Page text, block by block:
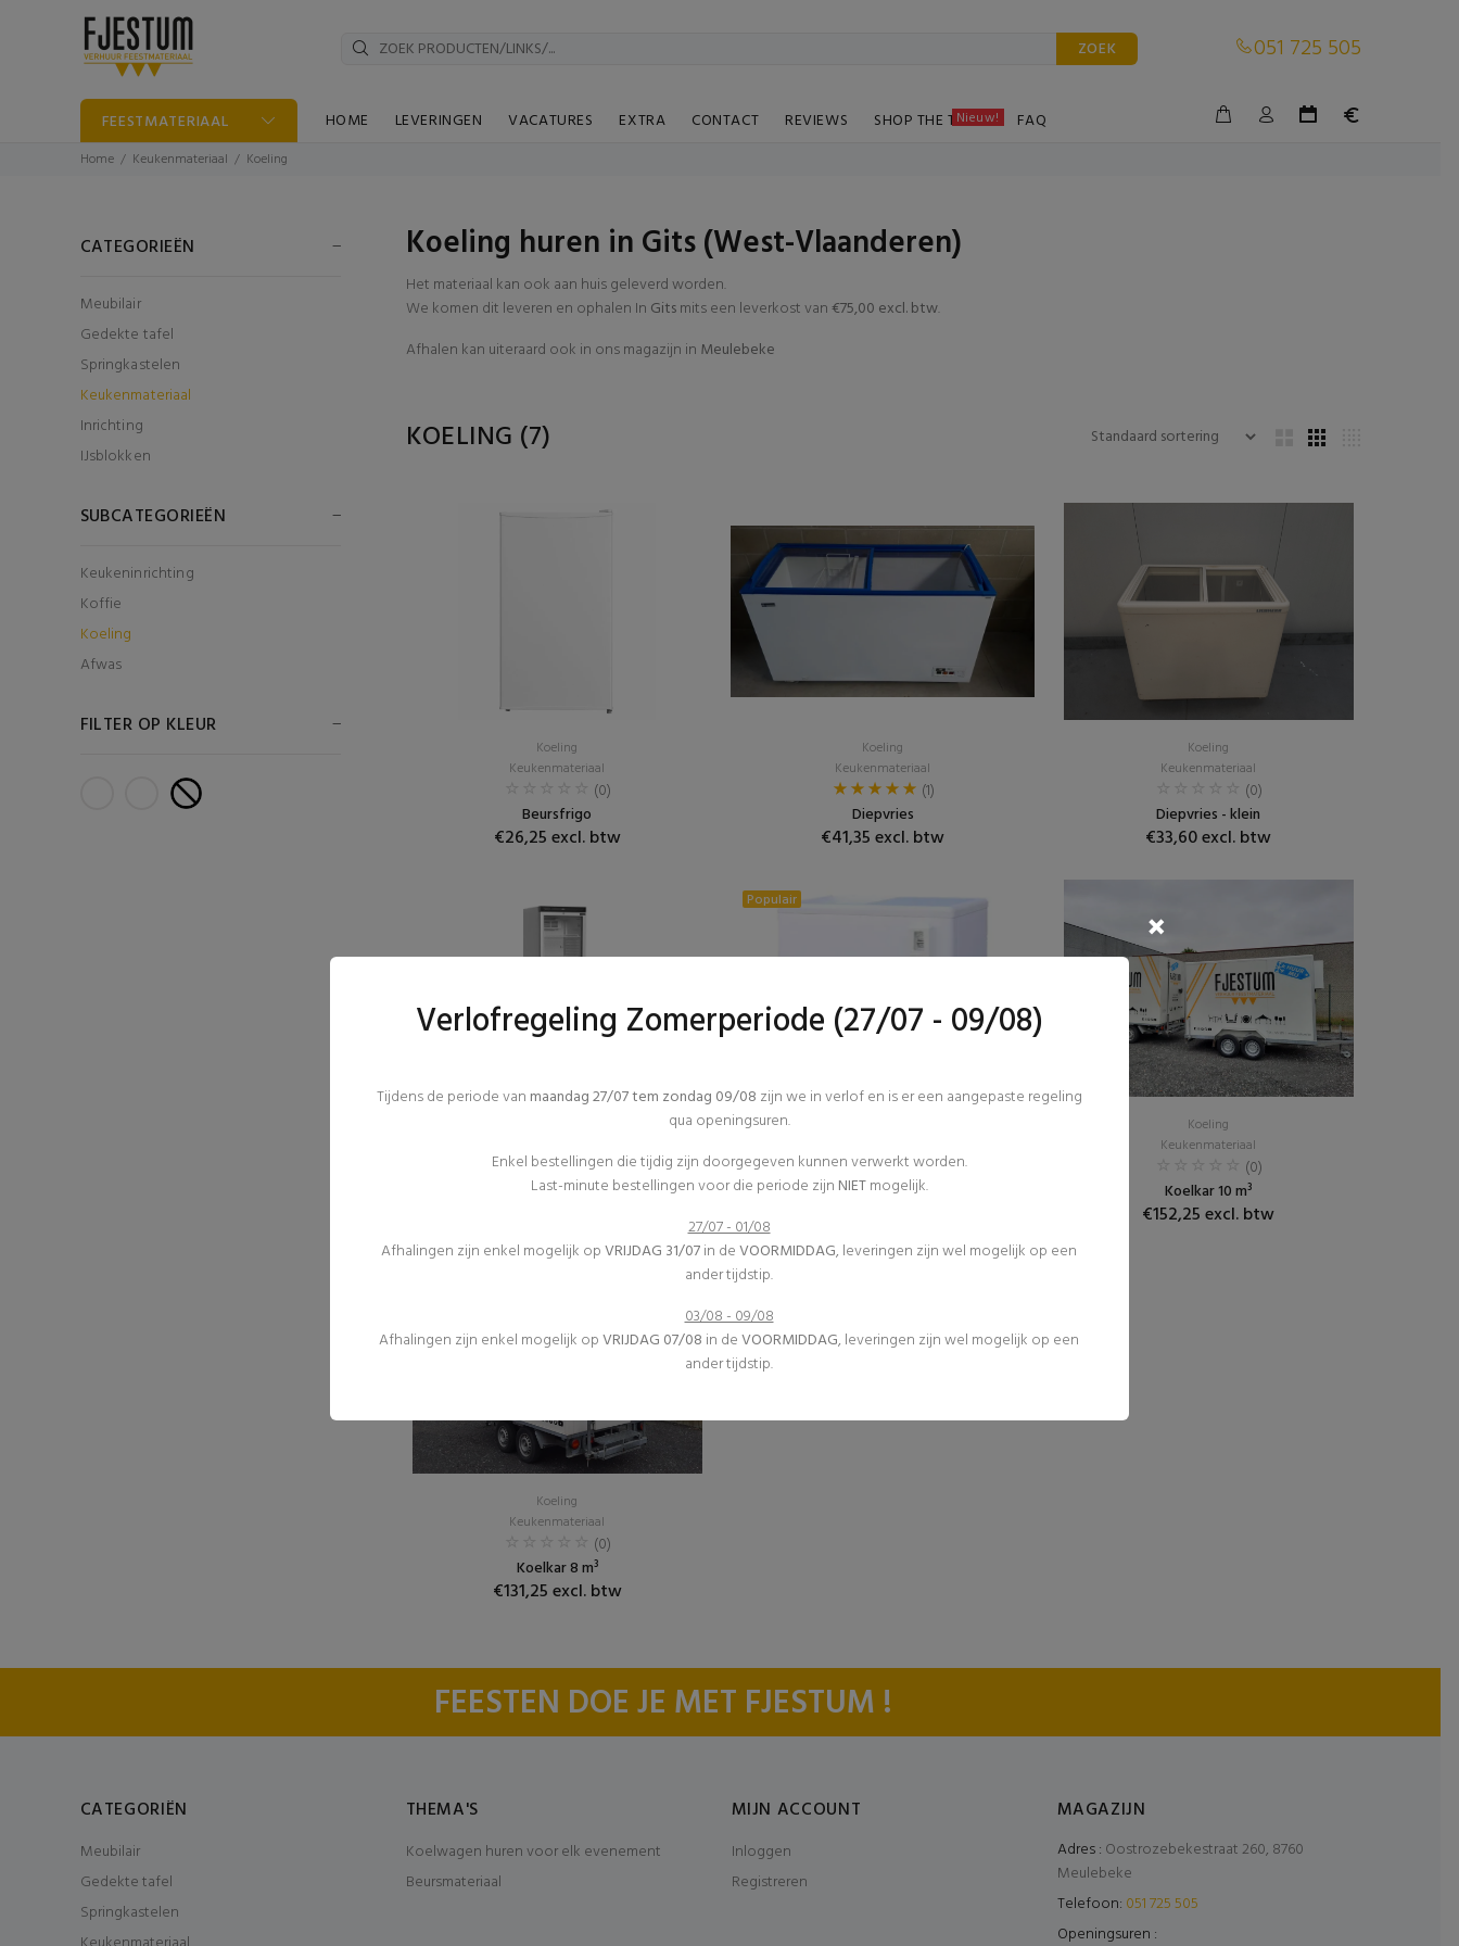
ZOEK 051 725 505
FEESTMATERIAAL HOME LEVERINGEN VACATURES EXTRA CONTACT REVIEWS SHOP THE TABLE
Nieuw! FAQ
Home Keukenmateriaal Koeling
CATEGORIEËN
Meubilair
Gedekte tafel
Springkastelen
Keukenmateriaal
Inrichting
IJsblokken
SUBCATEGORIEËN
Keukeninrichting
Koffie
Koeling
Afwas
FILTER OP KLEUR
Koeling huren in Gits (West-Vlaanderen)
Het materiaal kan ook aan huis geleverd worden.
We komen dit leveren en ophalen In Gitsmits een leverkost van€75,00 excl. btw.
Afhalen kan uiteraard ook in ons magazijn in Meulebeke
KOELING (7)
Koeling
Keukenmateriaal
(0)
Beursfrigo
€26,25 excl. btw
Koeling
Keukenmateriaal
(1)
Diepvries
€41,35 excl. btw
Koeling
Keukenmateriaal
(0)
Diepvries - klein
€33,60 excl. btw
(0)
Flessenfrigo
Populair
(0)
Frigo
Koeling
Keukenmateriaal
(0)
Koelkar 10 m³
€152,25 excl. btw
Koeling
Keukenmateriaal
(0)
Koelkar 8 m³
€131,25 excl. btw
FEESTEN DOE JE MET FJESTUM !
CATEGORIËN
Meubilair
Gedekte tafel
Springkastelen
THEMA'S
Koelwagen huren voor elk evenement
Beursmateriaal
MIJN ACCOUNT
Inloggen
Registreren
MAGAZIJN
Adres : Oostrozebekestraat 260, 8760
Meulebeke
Telefoon: 051 725 505
Openingsuren :
Verlofregeling Zomerperiode (27/07 - 09/08)
Tijdens de periode van maandag 27/07 tem zondag 09/08 zijn we in verlof en is er een aangepaste regeling
qua openingsuren.
Enkel bestellingen die tijdig zijn doorgegeven kunnen verwerkt worden.
Last-minute bestellingen voor die periode zijn NIETmogelijk.
27/07 - 01/08
Afhalingen zijn enkel mogelijk opVRIJDAG 31/07in deVOORMIDDAG, leveringen zijn wel mogelijk op een
ander tijdstip.
03/08 - 09/08
Afhalingen zijn enkel mogelijk opVRIJDAG 07/08 in deVOORMIDDAG, leveringen zijn wel mogelijk op een
ander tijdstip.